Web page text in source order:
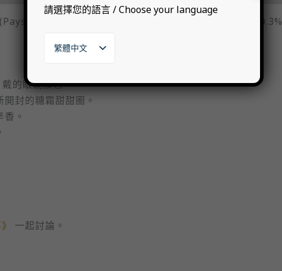
d’Auge), 2018, 2025, 6yo, Arran Whisky Cask, 50.3%
的眼鏡顏色。
封的糖霜甜甜圈。
。
一起討論。
請選擇您的語言 / Choose your language
繁體中文
English
한국어